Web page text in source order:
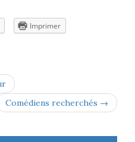
Imprimer
Comédiens recherchés →